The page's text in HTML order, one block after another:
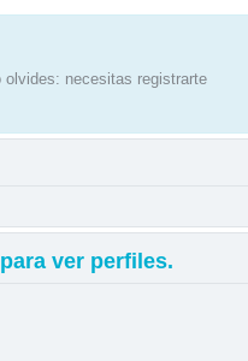
olvides: necesitas registrarte
ver perfiles.